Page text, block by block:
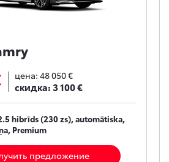
цена: 48 050 €
скидка:3 100 €
hibrīds (230 zs), automātiska,
Premium
предложение